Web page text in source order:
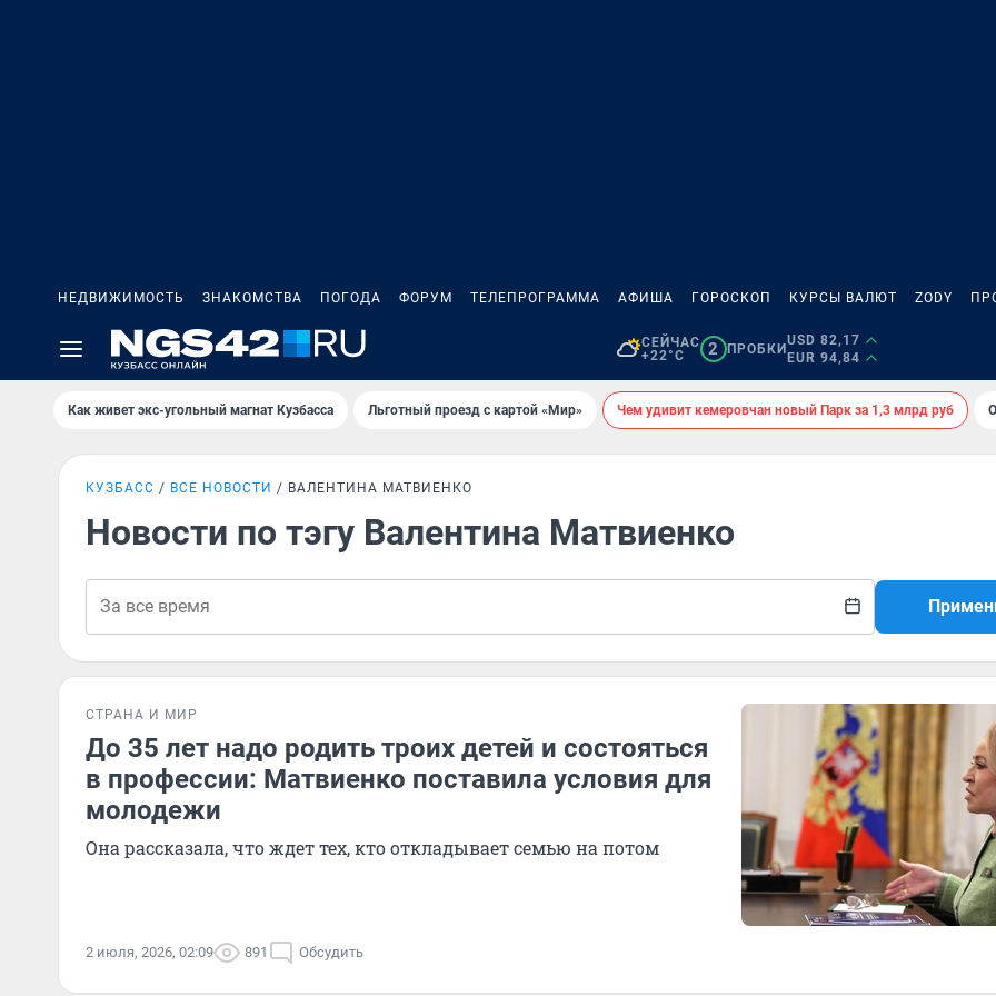
НЕДВИЖИМОСТЬ ЗНАКОМСТВА ПОГОДА ФОРУМ ТЕЛЕПРОГРАММА АФИША ГОРОСКОП КУРСЫ ВАЛЮТ ZODY
СЕЙЧАС
+22°C
2 ПРОБКИ
USD 82,17
EUR 94,84
Как живет экс-угольный магнат Кузбасса Льготный проезд с картой «Мир» Чем удивит кемеровчан новый Парк за 1,3 млрд руб
КУЗБАСС ВСЕ НОВОСТИ ВАЛЕНТИНА МАТВИЕНКО
Новости по тэгу Валентина Матвиенко
СТРАНА И МИР
До 35 лет надо родить троих детей и состояться
в профессии: Матвиенко поставила условия для
молодежи
Она рассказала, что ждет тех, кто откладывает семью на потом
2 июля, 2026, 02:09 891 Обсудить